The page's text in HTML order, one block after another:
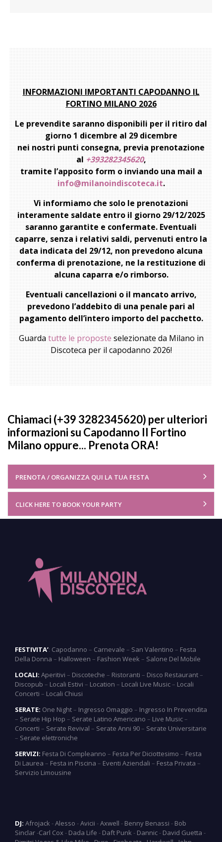
INFORMAZIONI IMPORTANTI CAPODANNO IL
FORTINO MILANO 2026
Le prevendite saranno disponibili per il ritiro dal
giorno 1 dicembre al 29 dicembre
nei nostri punti consegna, previa prenotazione
al+393282345620,
tramite l’apposito form o inviando una mail a
info@milanoindiscoteca.it.
Vi informiamo che solo le prenotazioni
interamente saldate entro il giorno 29/12/2025
saranno garantite e confermate. Eventuali
caparre, senza i relativi saldi, pervenuti entro la
data indicata del 29/12, non prevedono alcuna
conferma di prenotazione, ne la restituzione di
alcuna caparra e/o rimborso.
Eventuali cancellazioni o il mancato arrivo,
prevedono l’addebito di una penale pari al
pagamento dell’intero importo del pacchetto.
Guardatutte le proposteselezionate da Milano in
Discoteca per il capodanno 2026!
Chiamaci (+39 3282345620) per ulteriori
informazioni su Capodanno Il Fortino
Milano oppure... Prenota ORA!
PRENOTA / ORGANIZZA QUI LA TUA FESTA
CLICK HERE TO BOOK YOUR PARTY
FESTIVITA’: Capodanno – Carnevale – San Valentino – Festa
Della Donna – Halloween – Fashion Week – Salone Del Mobile
LOCALI: Aperitivi – Discoteche – Ristoranti – Disco Restaurant–
Discopub – Locali Estivi – Location – Locali Live Music– Locali
Concerti – Locali Chiusi
SERATE: One Night– Ingresso Omaggio – Ingresso In Prevendita
– Serate Hip Hop – Serate Latino Americano – Live Music–
Concerti – Serate Revival – Serate Anni 90– Serate Universitarie
– Serate elettroniche
SERVIZI: Festa Di Compleanno – Festa Per Diciottesimo – Festa
Di Laurea – Festa in Piscina – Eventi Aziendali – Festa Privata –
Servizio Limousine
DJ: Afrojack -Alesso -Avicii -Axwell - Benny Benassi - Bob
Sinclar-Carl Cox- Dada Life - Daft Punk - Dannic- David Guetta -